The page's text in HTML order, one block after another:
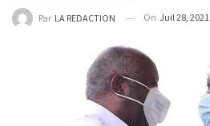
Par LA REDACTION On Juil 28, 2021